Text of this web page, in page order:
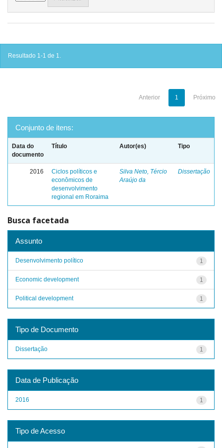
Resultado 1-1 de 1.
Anterior 1 Próximo
Conjunto de itens:
Data do
documento
Título Autor(es) Tipo
2016
Ciclos políticos e
econômicos de
desenvolvimento
regional em Roraima
Silva Neto, Tércio
Araújo da
Dissertação
Busca facetada
Assunto
1
Desenvolvimento político
1
Economic development
1
Political development
Tipo de Documento
1
Dissertação
Data de Publicação
1
2016
Tipo de Acesso